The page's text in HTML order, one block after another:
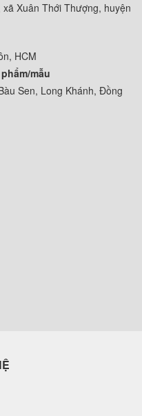
Xuân Thới Thượng, huyện
HCM
mẫu
Sen, Long Khánh, Đồng